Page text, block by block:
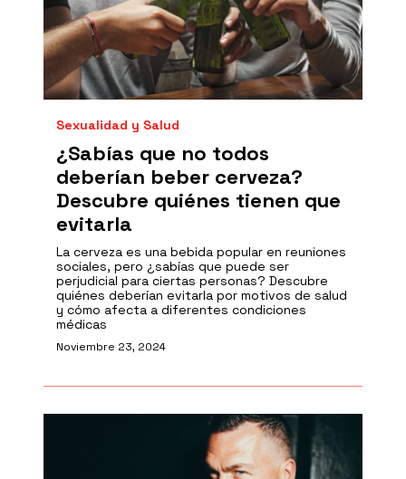
Sexualidad y Salud
¿Sabías que no todos
deberían beber cerveza?
Descubre quiénes tienen que
evitarla
La cerveza es una bebida popular en reuniones
sociales, pero ¿sabías que puede ser
perjudicial para ciertas personas? Descubre
quiénes deberían evitarla por motivos de salud
y cómo afecta a diferentes condiciones
médicas
Noviembre 23, 2024